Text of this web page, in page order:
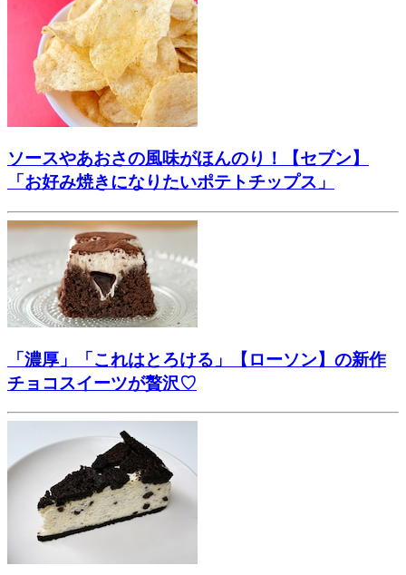
ソースやあおさの風味がほんのり！【セブン】
「お好み焼きになりたいポテトチップス」
「濃厚」「これはとろける」【ローソン】の新作
チョコスイーツが贅沢♡